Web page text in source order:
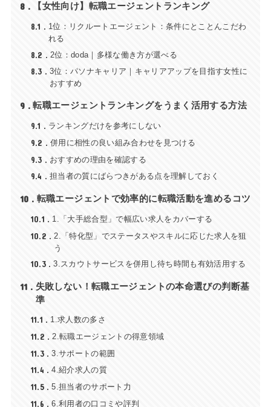
8 【女性向け】転職エージェントランキング
8.1
1位：リクルートエージェント：条件にとことんこだわ
れる
8.2 2位：doda｜多様な働き方が選べる
8.3
3位：パソナキャリア｜キャリアアップを目指す女性に
おすすめ
9 転職エージェントランキングをうまく活用する方法
9.1 ランキングだけを参考にしない
9.2 併用に相性の良い組み合わせを見つける
9.3 おすすめの理由を確認する
9.4 担当者の質にばらつきがある点を理解しておく
10 転職エージェントで効率的に転職活動を進めるコツ
10.1 1.「大手総合型」で幅広い求人をカバーする
10.2
2.「特化型」でステータスやスキルに応じた求人を狙
う
10.3 3.スカウトサービスを併用し待ち時間も有効活用する
11
失敗しない！転職エージェントの本命選びの判断基
準
11.1 1.求人数の多さ
11.2 2.転職エージェントの得意領域
11.3 3.サポートの範囲
11.4 4.紹介求人の質
11.5 5.担当者のサポート力
11.6 6.利用者の口コミや評判